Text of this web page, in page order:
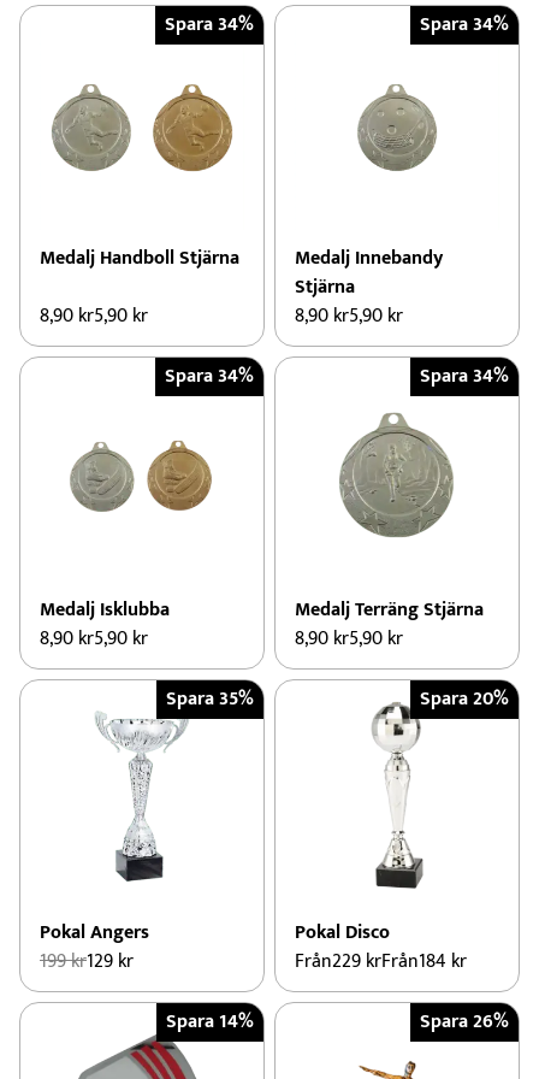
Spara 34%
Medalj Handboll Stjärna
8,90kr5,90kr
Spara 34%
Medalj Innebandy
Stjärna
8,90kr5,90kr
Spara 34%
Medalj Isklubba
8,90kr5,90kr
Spara 34%
Medalj Terräng Stjärna
8,90kr5,90kr
Spara 35%
Pokal Angers
199kr
Det
ursprungliga
129kr
Det
nuvarande
Spara 20%
Pokal Disco
Från229krFrån184 kr
Spara 14%
Spara 26%